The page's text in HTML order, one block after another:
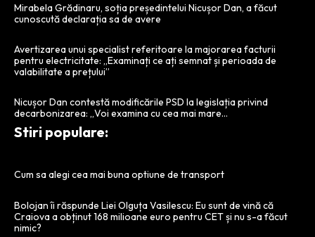
Mirabela Grădinaru, soția președintelui Nicușor Dan, a făcut
cunoscută declarația sa de avere
Avertizarea unui specialist referitoare la majorarea facturii
pentru electricitate: „Examinați ce ați semnat și perioada de
valabilitate a prețului”
Nicușor Dan contestă modificările PSD la legislația privind
decarbonizarea: „Voi examina cu cea mai mare…
Stiri populare:
Cum sa alegi cea mai buna optiune de transport
Bolojan îi răspunde Liei Olguța Vasilescu: Eu sunt de vină că
Craiova a obținut 168 milioane euro pentru CET și nu s-a făcut
nimic?